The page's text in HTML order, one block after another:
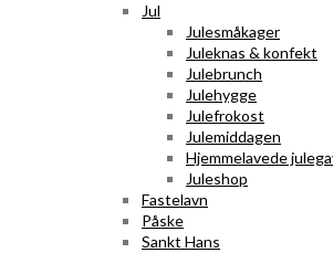
Jul
Julesmåkager
Juleknas & konfekt
Julebrunch
Julehygge
Julefrokost
Julemiddagen
Hjemmelavede
Juleshop
Fastelavn
Påske
Sankt Hans